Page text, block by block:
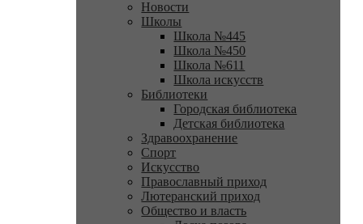
Новости
Школы
Школа №445
Школа №450
Школа №611
Школа искусств
Библиотеки
Городская библиотека
Детская библиотека
Здравоохранение
Спорт
Искусство
Православный приход
Лютеранский приход
Общество и власть